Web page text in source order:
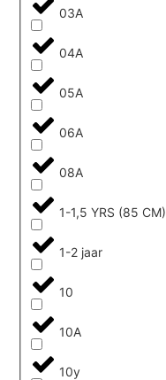
03A
04A
05A
06A
08A
1-1,5 YRS (85 CM)
1-2 jaar
10
10A
10y